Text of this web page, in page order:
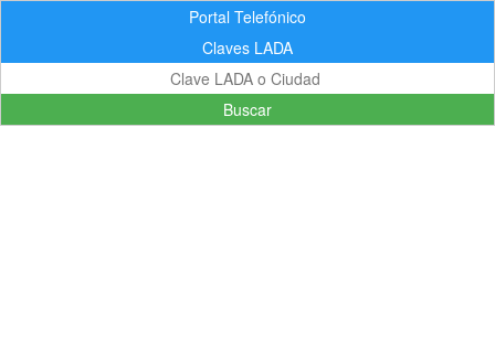
Portal Telefónico
Claves LADA
Buscar